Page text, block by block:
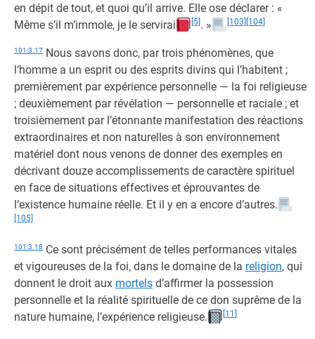
en dépit de tout, et quoi qu’il arrive. Elle ose déclarer : «
Même s’il m’immole, je le servirai
[5] . » [103] [104]
101:3.17 Nous savons donc, par trois phénomènes, que
l’homme a un esprit ou des esprits divins qui l’habitent ;
premièrement par expérience personnelle — la foi religieuse
; deuxièmement par révélation — personnelle et raciale ; et
troisièmement par l’étonnante manifestation des réactions
extraordinaires et non naturelles à son environnement
matériel dont nous venons de donner des exemples en
décrivant douze accomplissements de caractère spirituel
en face de situations effectives et éprouvantes de
l’existence humaine réelle. Et il y en a encore d’autres.
[105]
101:3.18 Ce sont précisément de telles performances vitales
et vigoureuses de la foi, dans le domaine de la religion, qui
donnent le droit aux mortels d’affirmer la possession
personnelle et la réalité spirituelle de ce don suprême de la
nature humaine, l’expérience religieuse.
[11]